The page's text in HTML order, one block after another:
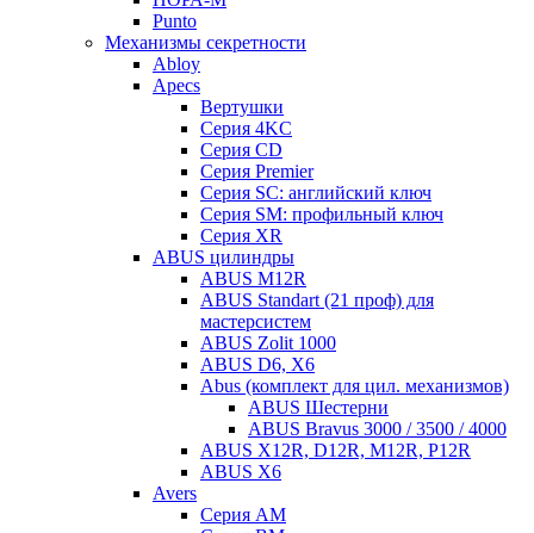
Punto
Механизмы секретности
Abloy
Apecs
Вертушки
Серия 4KC
Серия CD
Серия Premier
Серия SC: английский ключ
Серия SM: профильный ключ
Серия XR
ABUS цилиндры
ABUS M12R
ABUS Standart (21 проф) для
мастерсистем
ABUS Zolit 1000
ABUS D6, X6
Abus (комплект для цил. механизмов)
ABUS Шестерни
ABUS Bravus 3000 / 3500 / 4000
ABUS X12R, D12R, M12R, P12R
ABUS X6
Avers
Серия AM